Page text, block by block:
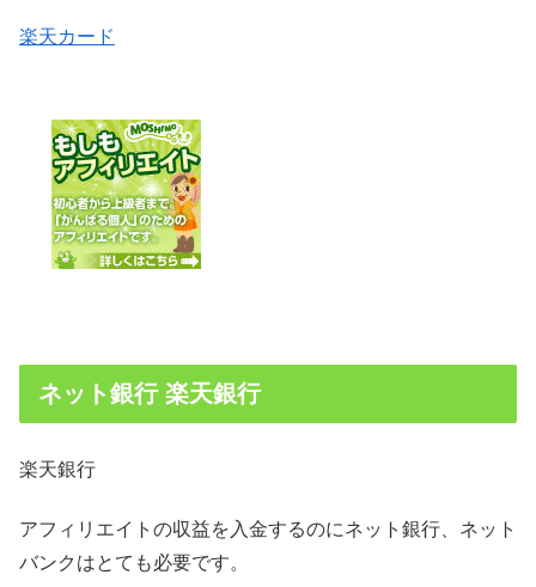
楽天カード
ネット銀行 楽天銀行
楽天銀行
アフィリエイトの収益を入金するのにネット銀行、ネット
バンクはとても必要です。